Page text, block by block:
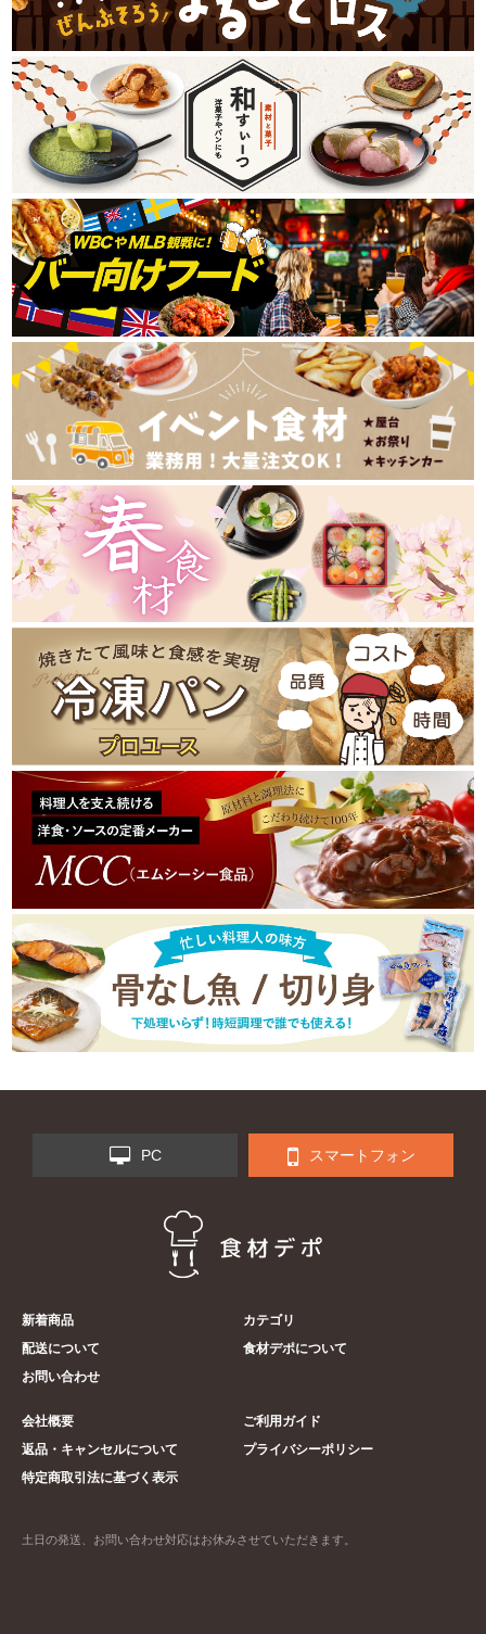
PC スマートフォン
新着商品
カテゴリ
配送について
食材デポについて
お問い合わせ
会社概要
ご利用ガイド
返品・キャンセルについて
プライバシーポリシー
特定商取引法に基づく表示
土日の発送、お問い合わせ対応はお休みさせていただきます。